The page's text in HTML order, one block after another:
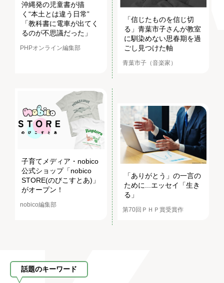
沖縄発の児童書が描
く“本土とは違う日常”
「教科書に電車が出てく
るのが不思議だった」
PHPオンライン編集部
「信じたものを信じ切
る」青葉市子さんが教室
に馴染めない思春期を過
ごし見つけた軸
青葉市子（音楽家）
子育てメディア・nobico
公式ショップ「nobico
STORE(のびこすとあ)」
がオープン！
nobico編集部
「ありがとう」の一言の
ために...エッセイ「生き
る」
第70回ＰＨＰ賞受賞作
話題のキーワード